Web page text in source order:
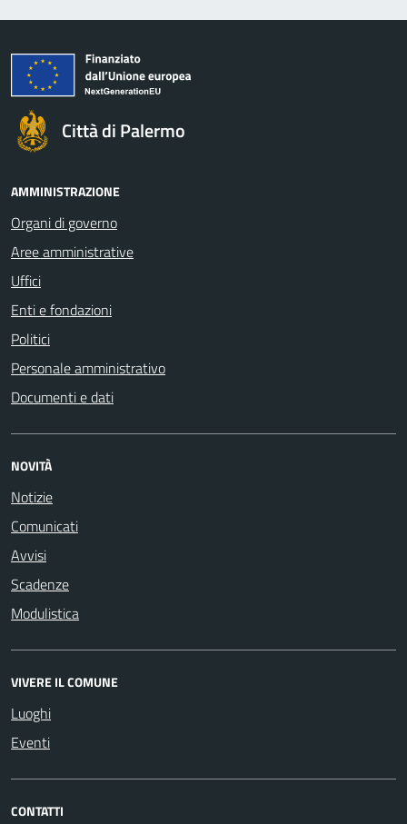
Città di Palermo
AMMINISTRAZIONE
Organi di governo
Aree amministrative
Uffici
Enti e fondazioni
Politici
Personale amministrativo
Documenti e dati
NOVITÀ
Notizie
Comunicati
Avvisi
Scadenze
Modulistica
VIVERE IL COMUNE
Luoghi
Eventi
CONTATTI